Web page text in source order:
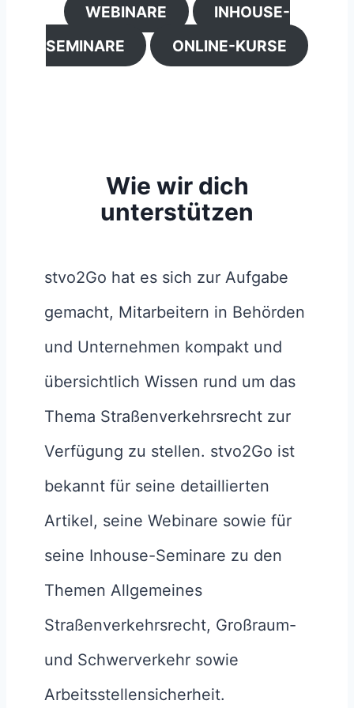
WEBINARE
INHOUSE-
SEMINARE
ONLINE-KURSE
Wie wir dich
unterstützen
stvo2Go hat es sich zur Aufgabe
gemacht, Mitarbeitern in Behörden
und Unternehmen kompakt und
übersichtlich Wissen rund um das
Thema Straßenverkehrsrecht zur
Verfügung zu stellen. stvo2Go ist
bekannt für seine detaillierten
Artikel, seine Webinare sowie für
seine Inhouse-Seminare zu den
Themen Allgemeines
Straßenverkehrsrecht, Großraum-
und Schwerverkehr sowie
Arbeitsstellensicherheit.